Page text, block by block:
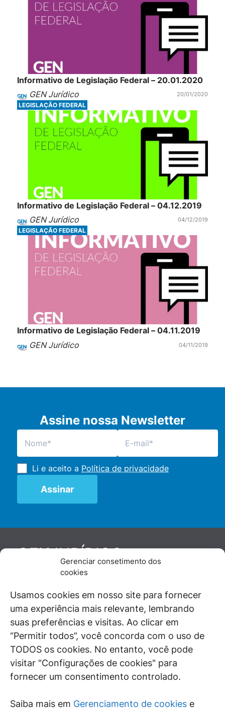
Gerenciar consetimento dos
cookies
Usamos cookies em nosso site para fornecer
uma experiência mais relevante, lembrando
suas preferências e visitas. Ao clicar em
“Permitir todos”, você concorda com o uso de
TODOS os cookies. No entanto, você pode
visitar "Configurações de cookies" para
fornecer um consentimento controlado.
Saiba mais em Gerenciamento de cookies e
Informativo de Legislação Federal – 20.01.2020
GEN Jurídico
20/01/2020
LEGISLAÇÃO FEDERAL
Informativo de Legislação Federal – 04.12.2019
GEN Jurídico
04/12/2019
LEGISLAÇÃO FEDERAL
Informativo de Legislação Federal – 04.11.2019
GEN Jurídico
04/11/2019
Assine nossa Newsletter
Li e aceito a Política de privacidade
GENJURÍDICO
De maneira independente, os autores e
juristas e doutrinadores nacionais, se posicionam
diante de questões relevantes do cotidiano e
universo jurídico.